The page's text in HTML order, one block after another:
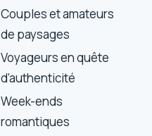
Couples et amateurs
de paysages
Voyageurs en quête
d’authenticité
Week-ends
romantiques